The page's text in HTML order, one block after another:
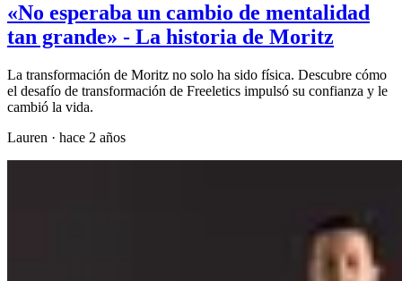
«No esperaba un cambio de mentalidad
tan grande» - La historia de Moritz
La transformación de Moritz no solo ha sido física. Descubre cómo
el desafío de transformación de Freeletics impulsó su confianza y le
cambió la vida.
Lauren · hace 2 años